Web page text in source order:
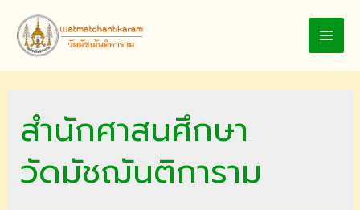
content
สำนักศาสนศึกษา
วัดมัชฌันติการาม